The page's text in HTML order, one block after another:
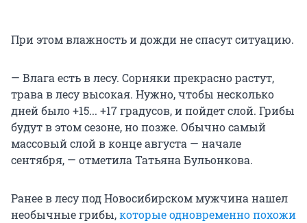
При этом влажность и дожди не спасут ситуацию.
— Влага есть в лесу. Сорняки прекрасно растут,
трава в лесу высокая. Нужно, чтобы несколько
дней было +15... +17 градусов, и пойдет слой. Грибы
будут в этом сезоне, но позже. Обычно самый
массовый слой в конце августа — начале
сентября, — отметила Татьяна Бульонкова.
Ранее в лесу под Новосибирском мужчина нашел
необычные грибы,которые одновременно похожи